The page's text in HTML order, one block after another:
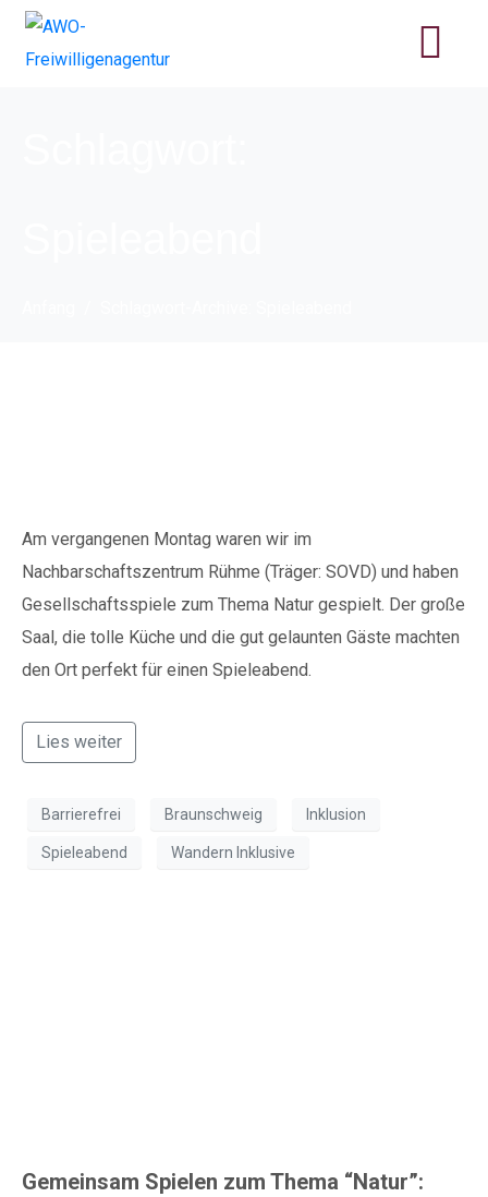
Am vergangenen Montag waren wir im
Nachbarschaftszentrum Rühme (Träger: SOVD) und haben
Gesellschaftsspiele zum Thema Natur gespielt. Der große
Saal, die tolle Küche und die gut gelaunten Gäste machten
den Ort perfekt für einen Spieleabend.
Lies weiter
Barrierefrei Braunschweig Inklusion
Spieleabend Wandern Inklusive
Gemeinsam Spielen zum Thema “Natur”: